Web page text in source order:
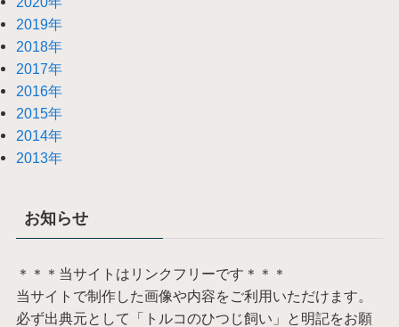
2019年
2018年
2017年
2016年
2015年
2014年
2013年
お知らせ
＊＊＊当サイトはリンクフリーです＊＊＊
当サイトで制作した画像や内容をご利用いただけます。
必ず出典元として「トルコのひつじ飼い」と明記をお願